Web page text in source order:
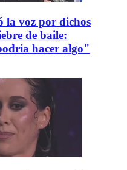
la voz por dichos
de baile:
hacer algo"